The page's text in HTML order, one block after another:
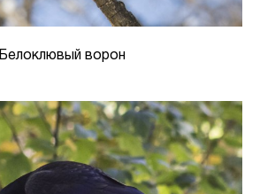
Белоклювый ворон